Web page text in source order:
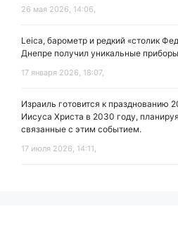
26 мая 2026, 14:06,
Leica, барометр и редкий «столик
Днепре получил уникальные приборы
17 января 2026, 18:07,
Израиль готовится к празднованию
Иисуса Христа в 2030 году,
связанные с этим событием.
17 июля 2026, 14:11,